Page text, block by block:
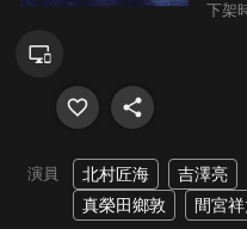
下架
演員 北村匠海 吉澤亮
真榮田鄉敦
間宮